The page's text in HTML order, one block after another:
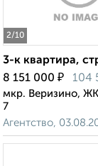
2/10
3-к квартира,
8 151 000 ₽ 104
мкр. Веризино,
7
Агентство,